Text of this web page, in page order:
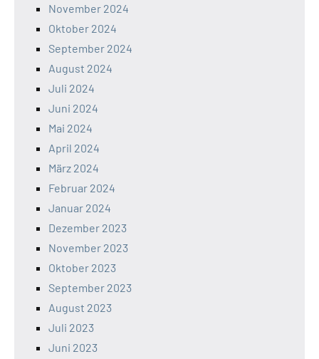
November 2024
Oktober 2024
September 2024
August 2024
Juli 2024
Juni 2024
Mai 2024
April 2024
März 2024
Februar 2024
Januar 2024
Dezember 2023
November 2023
Oktober 2023
September 2023
August 2023
Juli 2023
Juni 2023